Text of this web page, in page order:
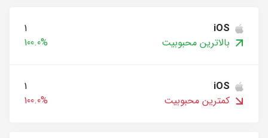
iOS
1
بالاترین محبوبیت
100.0%
iOS
1
کمترین محبوبیت
100.0%